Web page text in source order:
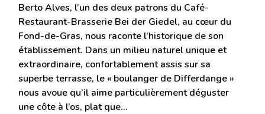
Berto Alves, l’un des deux patrons du Café-
Restaurant-Brasserie Bei der Giedel, au cœur du
Fond-de-Gras, nous raconte l’historique de son
établissement. Dans un milieu naturel unique et
extraordinaire, confortablement assis sur sa
superbe terrasse, le « boulanger de Differdange »
nous avoue qu’il aime particulièrement déguster
une côte à l’os, plat que…